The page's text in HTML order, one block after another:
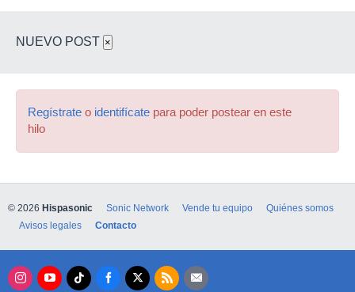
NUEVO POST ×
Regístrate o identifícate para poder postear en este
hilo
© 2026 Hispasonic Sonic Network Vende tu equipo
Quiénes somos
Avisos legales
Contacto